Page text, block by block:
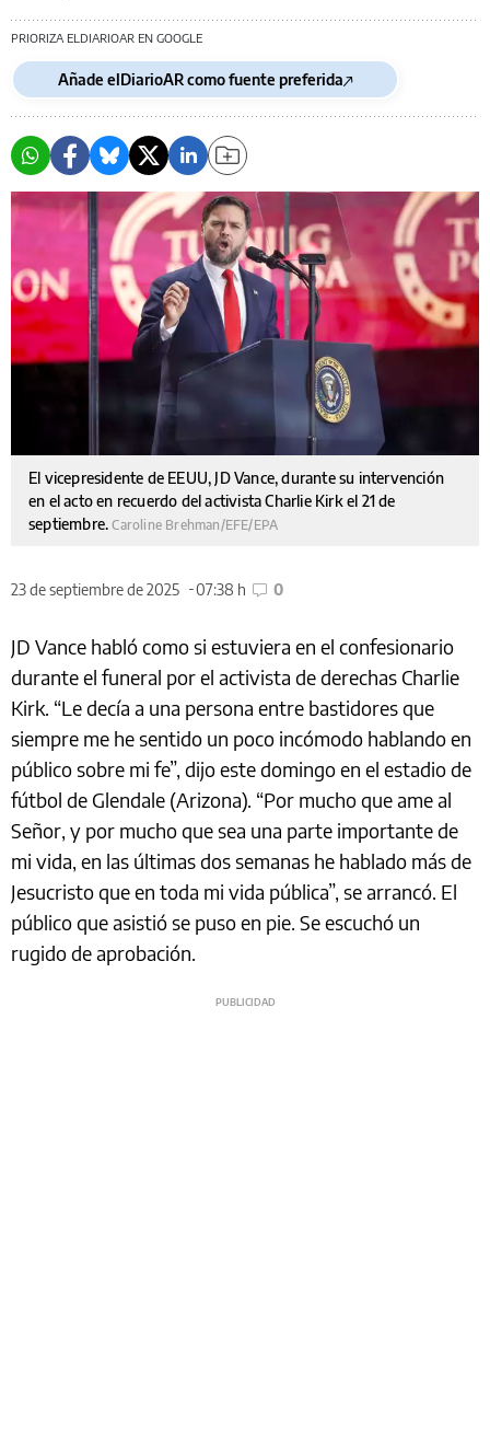
PRIORIZA ELDIARIOAR EN GOOGLE
Añade elDiarioAR como fuente preferida
El vicepresidente de EEUU, JD Vance, durante su intervención
en el acto en recuerdo del activista Charlie Kirk el 21 de
septiembre.Caroline Brehman/EFE/EPA
23 de septiembre de 2025 07:38 h 0
JD Vance habló como si estuviera en el confesionario
durante el funeral por el activista de derechas Charlie
Kirk. “Le decía a una persona entre bastidores que
siempre me he sentido un poco incómodo hablando en
público sobre mi fe”, dijo este domingo en el estadio de
fútbol de Glendale (Arizona). “Por mucho que ame al
Señor, y por mucho que sea una parte importante de
mi vida, en las últimas dos semanas he hablado más de
Jesucristo que en toda mi vida pública”, se arrancó. El
público que asistió se puso en pie. Se escuchó un
rugido de aprobación.